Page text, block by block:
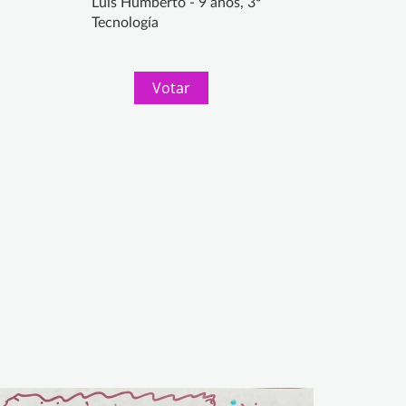
Tecnología
Votar